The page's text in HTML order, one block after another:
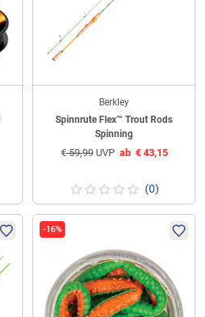
Berkley
Spinnrute Flex™ Trout Rods
Spinning
€59,99UVP ab €43,15
(0)
-16%